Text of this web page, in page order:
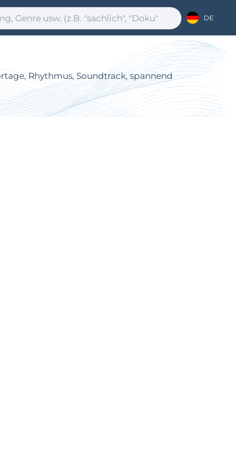
DE
Rhythmus, Soundtrack, spannend